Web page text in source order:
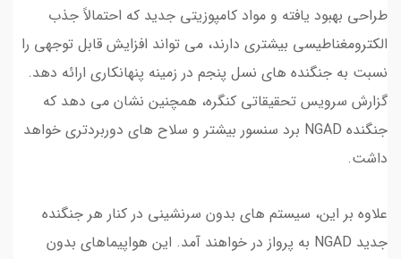
طراحی بهبود یافته و مواد کامپوزیتی جدید که احتمالاً جذب
الکترومغناطیسی بیشتری دارند، می تواند افزایش قابل توجهی را
نسبت به جنگنده های نسل پنجم در زمینه پنهانکاری ارائه دهد.
گزارش سرویس تحقیقاتی کنگره، همچنین نشان می دهد که
جنگنده NGAD برد سنسور بیشتر و سلاح های دوربردتری خواهد
داشت.
علاوه بر این، سیستم های بدون سرنشینی در کنار هر جنگنده
جدید NGAD به پرواز در خواهند آمد. این هواپیماهای بدون